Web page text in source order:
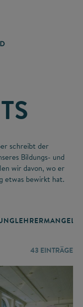
schreibt der
Bildungs- und
wir davon, wo er
etwas bewirkt hat.
LEHRERMANGEL
43 EINTRÄGE